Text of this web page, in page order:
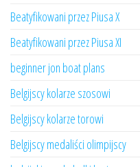
Beatyfikowani przez Piusa X
Beatyfikowani przez Piusa XI
beginner jon boat plans
Belgijscy kolarze szosowi
Belgijscy kolarze torowi
Belgijscy medaliści olimpijscy